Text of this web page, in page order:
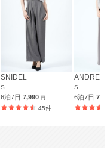
SNIDEL
S
6泊7日 7,990 円
45件
ANDRESD
S
6泊7日